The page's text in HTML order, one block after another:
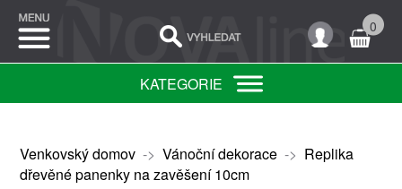
0
KATEGORIE
Venkovský domov-> Vánoční dekorace-> Replika
dřevěné panenky na zavěšení 10cm